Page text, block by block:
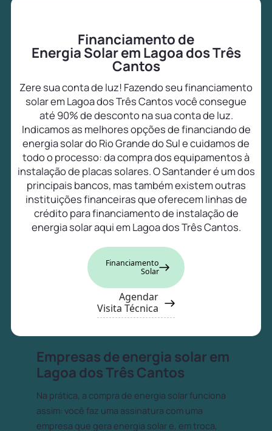
Financiamento de
Energia Solar em Lagoa dos Três
Cantos
Zere sua conta de luz! Fazendo seu financiamento
solar em Lagoa dos Três Cantos você consegue
até 90% de desconto na sua conta de luz.
Indicamos as melhores opções de financiando de
energia solar do Rio Grande do Sul e cuidamos de
todo o processo: da compra dos equipamentos à
instalação de placas solares. O Santander é um dos
principais bancos, mas também existem outras
instituições financeiras que oferecem linhas de
crédito para financiamento de instalação de
energia solar aqui em Lagoa dos Três Cantos.
Financiamento
Solar
Agendar
Visita Técnica
Empresas de energia solar em
Lagoa dos Três Cantos
Na prática, a compra de energia solar funciona
assim: você faz uma assinatura com uma
empresa que gera energia solar e, em troca,